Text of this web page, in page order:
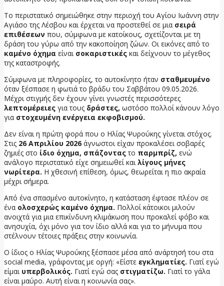
Το περιστατικό σημειώθηκε στην περιοχή του Αγίου Ιωάννη στην
Αγιάσο της Λέσβου και έρχεται να προστεθεί σε μια σειρά
επιθέσεων που, σύμφωνα με κατοίκους, σχετίζονται με τη
δράση του γύρω από την κακοποίηση ζώων. Οι εικόνες από το
καμένο όχημα είναι σοκαριστικές και δείχνουν το μέγεθος
της καταστροφής.
Σύμφωνα με πληροφορίες, το αυτοκίνητο ήταν σταθμευμένο
όταν ξέσπασε η φωτιά το βράδυ του Σαββάτου 09.05.2026.
Μέχρι στιγμής δεν έχουν γίνει γνωστές περισσότερες
λεπτομέρειες για τους δράστες, ωστόσο πολλοί κάνουν λόγο
για στοχευμένη ενέργεια εκφοβισμού.
Δεν είναι η πρώτη φορά που ο Ηλίας Ψυρούκης γίνεται στόχος.
Στις 26 Απριλίου 2026 άγνωστοι είχαν προκαλέσει σοβαρές
ζημιές στο ίδιο όχημα, σπάζονταςτο παρμπρίζ, ενώ
ανάλογο περιστατικό είχε σημειωθεί καιλίγους μήνες
νωρίτερα. Η χθεσινή επίθεση, όμως, θεωρείται η πιο ακραία
μέχρι σήμερα.
Από ένα σπασμένο αυτοκίνητο, η κατάσταση έφτασε πλέον σε
ένα ολοσχερώς καμένο όχημα. Πολλοί κάτοικοι μιλούν
ανοιχτά για μια επικίνδυνη κλιμάκωση που προκαλεί φόβο και
ανησυχία, όχι μόνο για τον ίδιο αλλά και για το μήνυμα που
στέλνουν τέτοιες πράξεις στην κοινωνία.
Ο ίδιος ο Ηλίας Ψυρούκης ξέσπασε μέσα από ανάρτησή του στα
social media, γράφοντας με οργή: «Είστε εγκληματίες. Γιατί εγώ
είμαι υπερβολικός. Γιατί εγώ σας στιγματίζω. Γιατί το γάλα
είναι μαύρο. Αυτή είναι η κοινωνία σας».